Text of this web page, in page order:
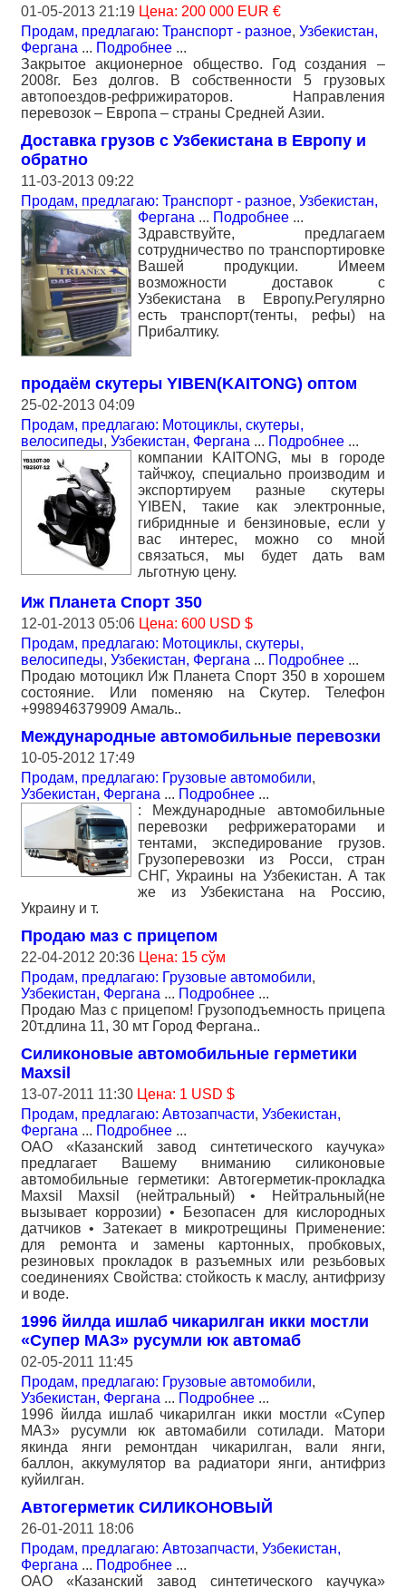
01-05-2013 21:19 Цена: 200 000 EUR €
Продам, предлагаю: Транспорт - разное, Узбекистан,
Фергана ... Подробнее ...
Закрытое акционерное общество. Год создания –
2008г. Без долгов. В собственности 5 грузовых
автопоездов-рефрижираторов. Направления
перевозок – Европа – страны Средней Азии.
Доставка грузов с Узбекистана в Европу и
обратно
11-03-2013 09:22
Продам, предлагаю: Транспорт - разное, Узбекистан,
Фергана ... Подробнее ...
Здравствуйте, предлагаем
сотрудничество по транспортировке
Вашей продукции. Имеем
возможности доставок с
Узбекистана в Европу.Регулярно
есть транспорт(тенты, рефы) на
Прибалтику.
продаём скутеры YIBEN(KAITONG) оптом
25-02-2013 04:09
Продам, предлагаю: Мотоциклы, скутеры,
велосипеды, Узбекистан, Фергана ... Подробнее ...
компании KAITONG, мы в городе
тайчжоу, специально производим и
экспортируем разные скутеры
YIBEN, такие как электронные,
гибриднные и бензиновые, если у
вас интерес, можно со мной
связаться, мы будет дать вам
льготную цену.
Иж Планета Спорт 350
12-01-2013 05:06 Цена: 600 USD $
Продам, предлагаю: Мотоциклы, скутеры,
велосипеды, Узбекистан, Фергана ... Подробнее ...
Продаю мотоцикл Иж Планета Спорт 350 в хорошем
состояние. Или поменяю на Скутер. Телефон
+998946379909 Амаль..
Международные автомобильные перевозки
10-05-2012 17:49
Продам, предлагаю: Грузовые автомобили,
Узбекистан, Фергана ... Подробнее ...
: Международные автомобильные
перевозки рефрижераторами и
тентами, экспедирование грузов.
Грузоперевозки из Росси, стран
СНГ, Украины на Узбекистан. А так
же из Узбекистана на Россию,
Украину и т.
Продаю маз c прицепом
22-04-2012 20:36 Цена: 15 сўм
Продам, предлагаю: Грузовые автомобили,
Узбекистан, Фергана ... Подробнее ...
Продаю Маз с прицепом! Грузоподъемность прицепа
20т.длина 11, 30 мт Город Фергана..
Силиконовые автомобильные герметики
Maxsil
13-07-2011 11:30 Цена: 1 USD $
Продам, предлагаю: Автозапчасти, Узбекистан,
Фергана ... Подробнее ...
ОАО «Казанский завод синтетического каучука»
предлагает Вашему вниманию силиконовые
автомобильные герметики: Автогерметик-прокладка
Maxsil Maxsil (нейтральный) • Нейтральный(не
вызывает коррозии) • Безопасен для кислородных
датчиков • Затекает в микротрещины Применение:
для ремонта и замены картонных, пробковых,
резиновых прокладок в разъемных или резьбовых
соединениях Свойства: стойкость к маслу, антифризу
и воде.
1996 йилда ишлаб чикарилган икки мостли
«Супер МАЗ» русумли юк автомаб
02-05-2011 11:45
Продам, предлагаю: Грузовые автомобили,
Узбекистан, Фергана ... Подробнее ...
1996 йилда ишлаб чикарилган икки мостли «Супер
МАЗ» русумли юк автомабили сотилади. Матори
якинда янги ремонтдан чикарилган, вали янги,
баллон, аккумулятор ва радиатори янги, антифриз
куйилган.
Автогерметик СИЛИКОНОВЫЙ
26-01-2011 18:06
Продам, предлагаю: Автозапчасти, Узбекистан,
Фергана ... Подробнее ...
ОАО «Казанский завод синтетического каучука»